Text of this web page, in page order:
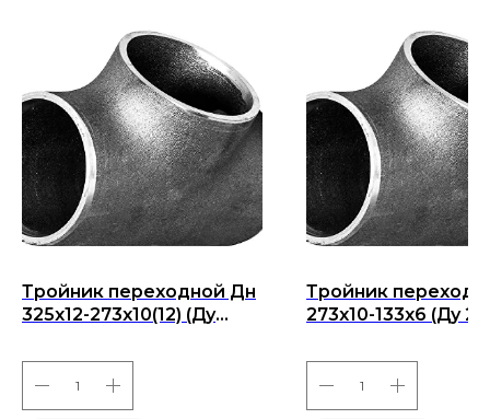
Тройник переходной Дн
325х12-273х10(12) (Ду
ГОСТ 17376-2001
Тройник
273х10-133х6 (Ду
2001